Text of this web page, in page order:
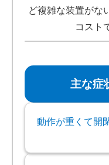
ど複雑な装置がな
コスト
主な症
動作が重くて開